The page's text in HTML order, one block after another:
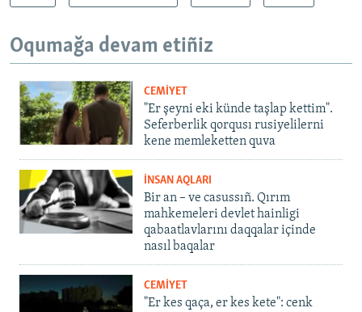
Oqumağa devam etiñiz
CEMİYET
"Er şeyni eki künde taşlap kettim".
Seferberlik qorqusı rusiyelilerni
kene memleketten quva
İNSAN AQLARI
Bir an – ve casussıñ. Qırım
mahkemeleri devlet hainligi
qabaatlavlarını daqqalar içinde
nasıl baqalar
CEMİYET
"Er kes qaça, er kes kete": cenk